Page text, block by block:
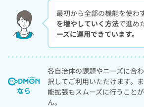
最初から全部の機能を使わず
を増やしていく方法で進め
ーズに運用できています。
なら
各自治体の課題やニーズに合
択してご利用いただけます。
能拡張もスムーズに行うこと
ん。